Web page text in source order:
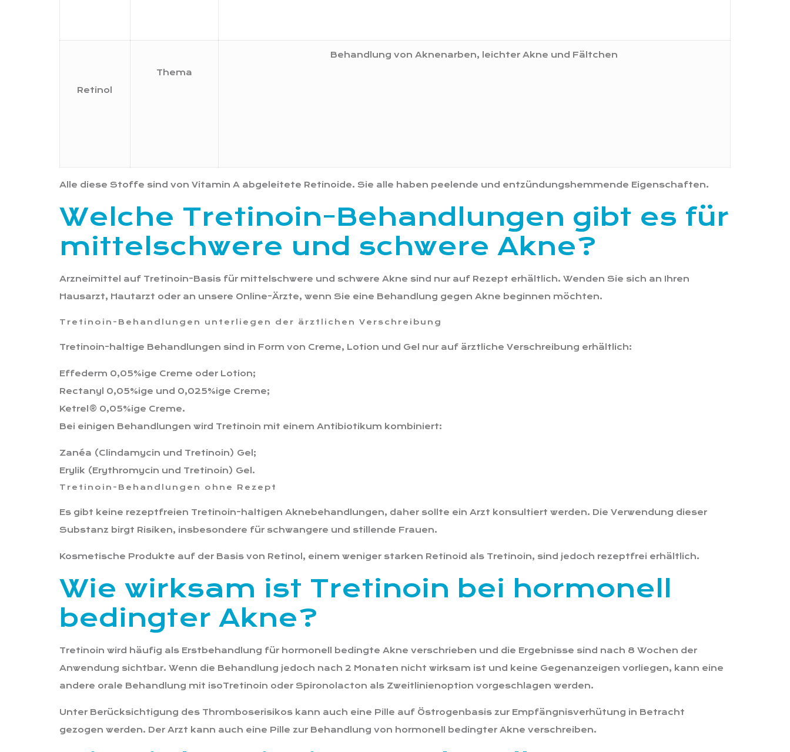
Retinol
Thema
Behandlung von Aknenarben, leichter Akne und Fältchen
Alle diese Stoffe sind von Vitamin A abgeleitete Retinoide. Sie alle haben peelende und entzündungshemmende Eigenschaften.
Welche Tretinoin-Behandlungen gibt es für
mittelschwere und schwere Akne?
Arzneimittel auf Tretinoin-Basis für mittelschwere und schwere Akne sind nur auf Rezept erhältlich. Wenden Sie sich an Ihren
Hausarzt, Hautarzt oder an unsere Online-Ärzte, wenn Sie eine Behandlung gegen Akne beginnen möchten.
Tretinoin-Behandlungen unterliegen der ärztlichen Verschreibung
Tretinoin-haltige Behandlungen sind in Form von Creme, Lotion und Gel nur auf ärztliche Verschreibung erhältlich:
Effederm 0,05%ige Creme oder Lotion;
Rectanyl 0,05%ige und 0,025%ige Creme;
Ketrel® 0,05%ige Creme.
Bei einigen Behandlungen wird Tretinoin mit einem Antibiotikum kombiniert:
Zanéa (Clindamycin und Tretinoin) Gel;
Erylik (Erythromycin und Tretinoin) Gel.
Tretinoin-Behandlungen ohne Rezept
Es gibt keine rezeptfreien Tretinoin-haltigen Aknebehandlungen, daher sollte ein Arzt konsultiert werden. Die Verwendung dieser
Substanz birgt Risiken, insbesondere für schwangere und stillende Frauen.
Kosmetische Produkte auf der Basis von Retinol, einem weniger starken Retinoid als Tretinoin, sind jedoch rezeptfrei erhältlich.
Wie wirksam ist Tretinoin bei hormonell
bedingter Akne?
Tretinoin wird häufig als Erstbehandlung für hormonell bedingte Akne verschrieben und die Ergebnisse sind nach 8 Wochen der
Anwendung sichtbar. Wenn die Behandlung jedoch nach 2 Monaten nicht wirksam ist und keine Gegenanzeigen vorliegen, kann eine
andere orale Behandlung mit isoTretinoin oder Spironolacton als Zweitlinienoption vorgeschlagen werden.
Unter Berücksichtigung des Thromboserisikos kann auch eine Pille auf Östrogenbasis zur Empfängnisverhütung in Betracht
gezogen werden. Der Arzt kann auch eine Pille zur Behandlung von hormonell bedingter Akne verschreiben.